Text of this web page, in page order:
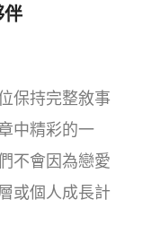
伴
保持完整敘事
中精彩的一
不會因為戀愛
或個人成長計